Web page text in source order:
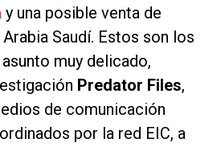
y una posible venta de
Saudí. Estos son los
muy delicado,
Predator Files,
de comunicación
por la red EIC, a